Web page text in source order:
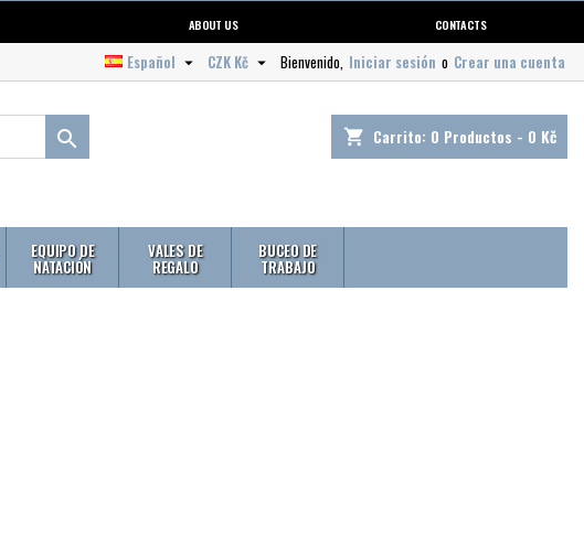
ABOUT US CONTACTS
Bienvenido, Iniciar sesión o Crear una cuenta
CZK Kč 
Español 
shopping_cart Carrito: 0 Productos - 0 Kč

EQUIPO DE
NATACIÓN
VALES DE
REGALO
BUCEO DE
TRABAJO